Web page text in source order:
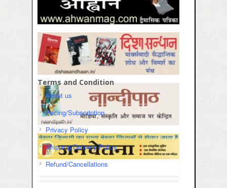
Terms and Condition
About us
Pricing/Subscription
Privacy Policy
Shipping/Delivery Policy
Refund/Cancellations